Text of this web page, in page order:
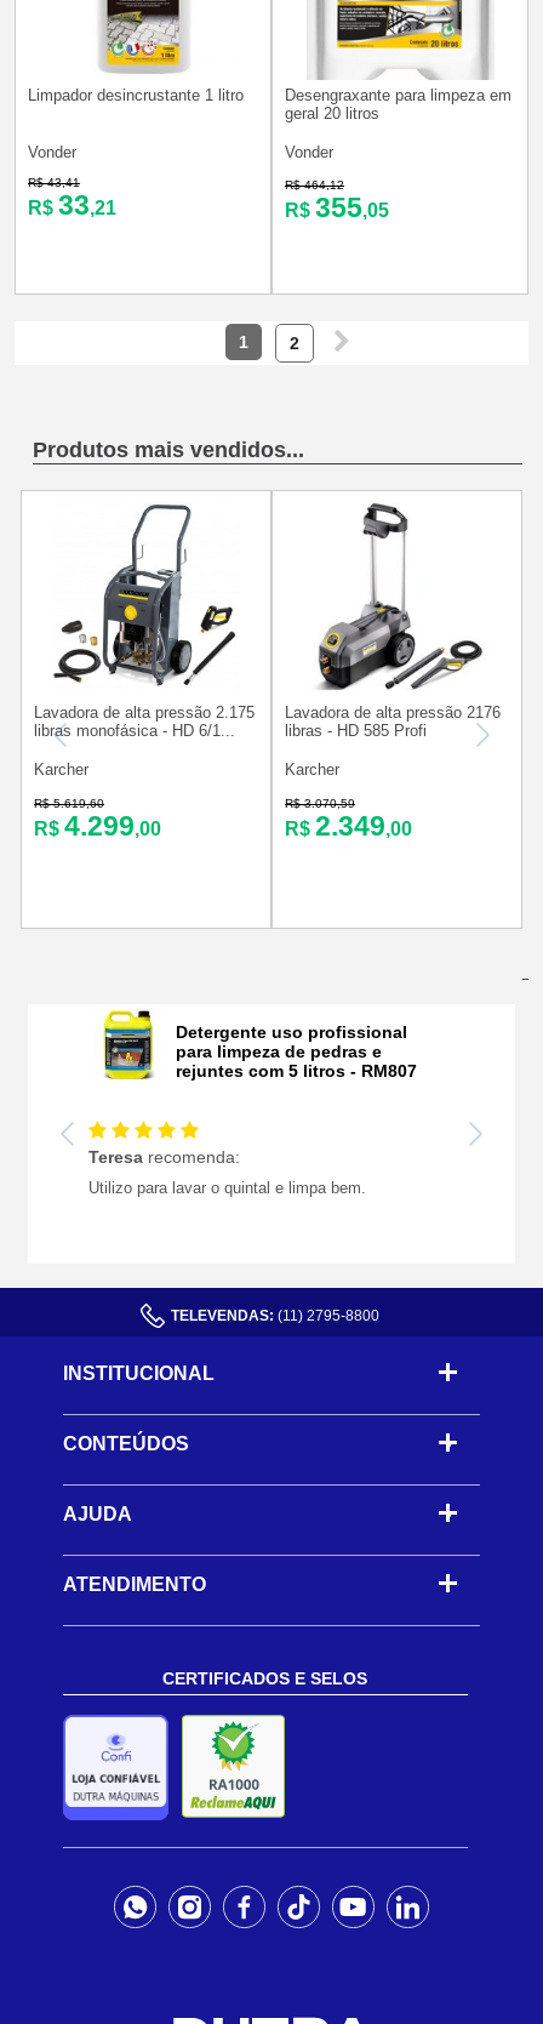
Limpador desincrustante 1 litro
Vonder
R$ 43,41
R$ 33,21
Desengraxante para limpeza em
geral 20 litros
Vonder
R$ 464,12
R$ 355,05
1 2
Produtos mais vendidos...
Lavadora de alta pressão 2.175
libras monofásica - HD 6/1...
Karcher
R$ 5.619,60
R$ 4.299,00
Lavadora de alta pressão 2176
libras - HD 585 Profi
Karcher
R$ 3.070,59
R$ 2.349,00
Detergente uso profissional
para limpeza de pedras e
rejuntes com 5 litros - RM807
Teresarecomenda:
Utilizo para lavar o quintal e limpa bem.
TELEVENDAS: (11) 2795-8800
INSTITUCIONAL
CONTEÚDOS -
AJUDA -
ATENDIMENTO
CERTIFICADOS E SELOS